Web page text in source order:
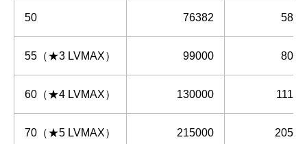
50 76382
55（★3 LVMAX） 99000
60（★4 LVMAX） 130000
70（★5 LVMAX） 215000